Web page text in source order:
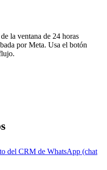
la ventana de 24 horas
por Meta. Usa el botón
del CRM de WhatsApp (chat